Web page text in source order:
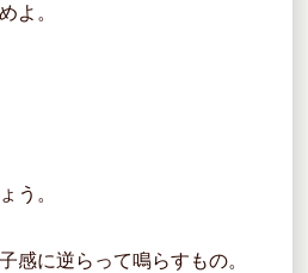
よ。
う。
感に逆らって鳴らすもの。